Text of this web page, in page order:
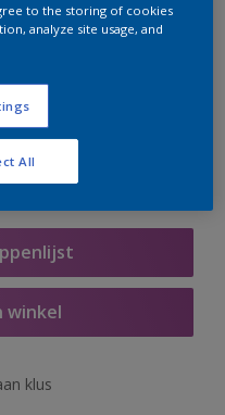
de gaten, we werken
te vullen.
winkel
klus
to the storing of cookies
analyze site usage, and
All